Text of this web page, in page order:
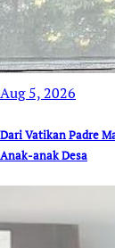
Aug 5, 2026
Dari Vatikan Padre
Anak-anak Desa